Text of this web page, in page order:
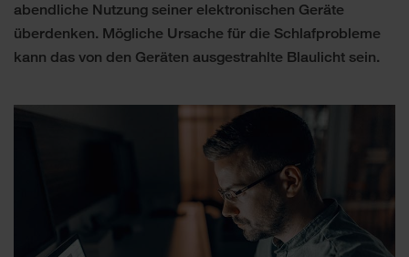
abendliche Nutzung seiner elektronischen Geräte
überdenken. Mögliche Ursache für die Schlafprobleme
kann das von den Geräten ausgestrahlte Blaulicht sein.